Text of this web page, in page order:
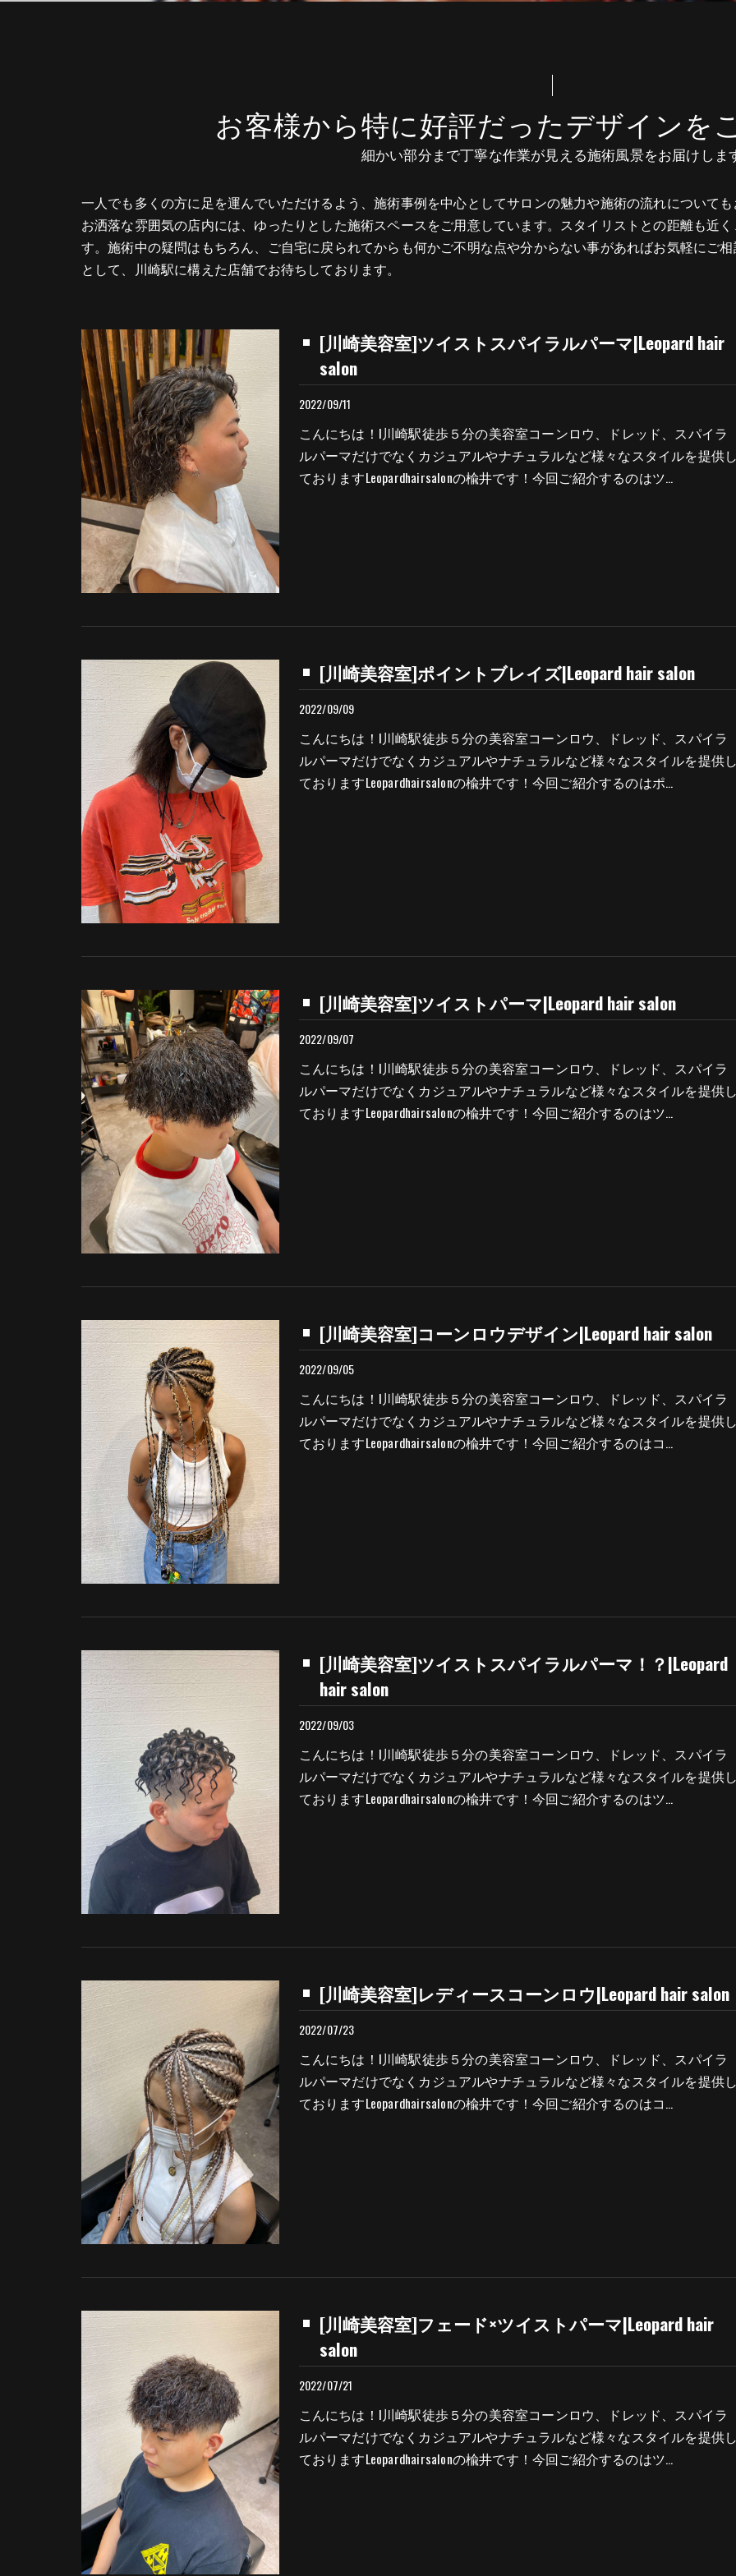
お客様から特に好評だったデザインを
細かい部分まで丁寧な作業が見える施術風景をお届けしま
一人でも多くの方に足を運んでいただけるよう、施術事例を中心としてサロンの魅力や施術の流れについて
お洒落な雰囲気の店内には、ゆったりとした施術スペースをご用意しています。スタイリストとの距離も近
す。施術中の疑問はもちろん、ご自宅に戻られてからも何かご不明な点や分からない事があればお気軽にご
として、川崎駅に構えた店舗でお待ちしております。
[川崎美容室]ツイストスパイラルパーマ|Leopard hair
salon
2022/09/11
こんにちは！l川崎駅徒歩５分の美容室コーンロウ、ドレッド、スパイラ
ルパーマだけでなくカジュアルやナチュラルなど様々なスタイルを提供
ておりますLeopardhairsalonの楡井です！今回ご紹介するのはツ…
[川崎美容室]ポイントブレイズ|Leopard hair salon
2022/09/09
こんにちは！l川崎駅徒歩５分の美容室コーンロウ、ドレッド、スパイラ
ルパーマだけでなくカジュアルやナチュラルなど様々なスタイルを提供
ておりますLeopardhairsalonの楡井です！今回ご紹介するのはポ…
[川崎美容室]ツイストパーマ|Leopard hair salon
2022/09/07
こんにちは！l川崎駅徒歩５分の美容室コーンロウ、ドレッド、スパイラ
ルパーマだけでなくカジュアルやナチュラルなど様々なスタイルを提供
ておりますLeopardhairsalonの楡井です！今回ご紹介するのはツ…
[川崎美容室]コーンロウデザイン|Leopard hair salon
2022/09/05
こんにちは！l川崎駅徒歩５分の美容室コーンロウ、ドレッド、スパイラ
ルパーマだけでなくカジュアルやナチュラルなど様々なスタイルを提供
ておりますLeopardhairsalonの楡井です！今回ご紹介するのはコ…
[川崎美容室]ツイストスパイラルパーマ！？|Leopard
hair salon
2022/09/03
こんにちは！l川崎駅徒歩５分の美容室コーンロウ、ドレッド、スパイラ
ルパーマだけでなくカジュアルやナチュラルなど様々なスタイルを提供
ておりますLeopardhairsalonの楡井です！今回ご紹介するのはツ…
[川崎美容室]レディースコーンロウ|Leopard hair salon
2022/07/23
こんにちは！l川崎駅徒歩５分の美容室コーンロウ、ドレッド、スパイラ
ルパーマだけでなくカジュアルやナチュラルなど様々なスタイルを提供
ておりますLeopardhairsalonの楡井です！今回ご紹介するのはコ…
[川崎美容室]フェード×ツイストパーマ|Leopard hair
salon
2022/07/21
こんにちは！l川崎駅徒歩５分の美容室コーンロウ、ドレッド、スパイラ
ルパーマだけでなくカジュアルやナチュラルなど様々なスタイルを提供
ておりますLeopardhairsalonの楡井です！今回ご紹介するのはツ…